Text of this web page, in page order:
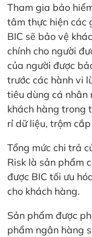
Tham gia bảo
tâm thực hiện các
BIC sẽ bảo vệ
chính cho người
của người được
trước các hành vi
tiêu dùng cá nhân
khách hàng trong
rỉ dữ liệu, trộm
Tổng mức chi trả
Risk là sản phẩm
được BIC tối ưu
cho khách hàng.
Sản phẩm được
phẩm ngân hàng